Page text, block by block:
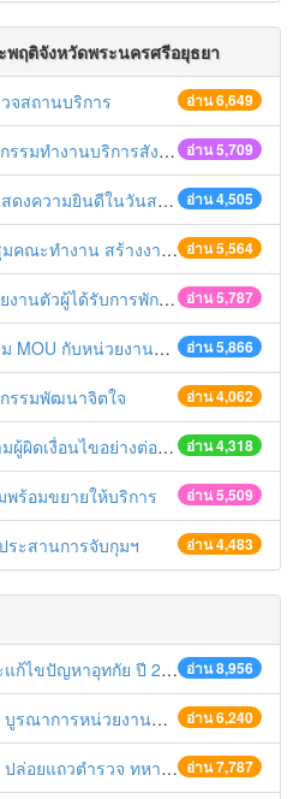
ฤติจังหวัดพระนครศรีอยุธยา
อ่าน 6,649
จสถานบริการ
อ่าน 5,709
มทำงานบริการสังคม
อ่าน 4,505
นดีในวันสถาปนา ศปภอ.ทบ.๑
อ่าน 5,564
งาน สร้างงาน สร้างอาชีพ
อ่าน 5,787
ผู้ได้รับการพักการลงโทษ
อ่าน 5,866
กับหน่วยงานภาคี
อ่าน 4,062
รรมพัฒนาจิตใจ
อ่าน 4,318
เงื่อนไขอย่างต่อเนื่อง
อ่าน 5,509
พร้อมขยายให้บริการ
อ่าน 4,483
ระสานการจับกุมฯ
อ่าน 8,956
ไขปัญหาอุทกัย ปี 2561
อ่าน 6,240
การร้านค้าที่ยังฝ่าฝืนตั้งร้านค้ารุกล้ำเขตพื้นที่ทางหลวง เตรียมความปลอดภัยก่อนเทศกาลสงกรานต์
อ่าน 7,787
ณะ สถานีขนส่งรถโดยสาร วินรถตู้ และสถานีรถไฟ เตรียมรับมือเทศกาลสงกรานต์